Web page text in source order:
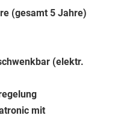
(gesamt 5 Jahre)
(elektr.
mit